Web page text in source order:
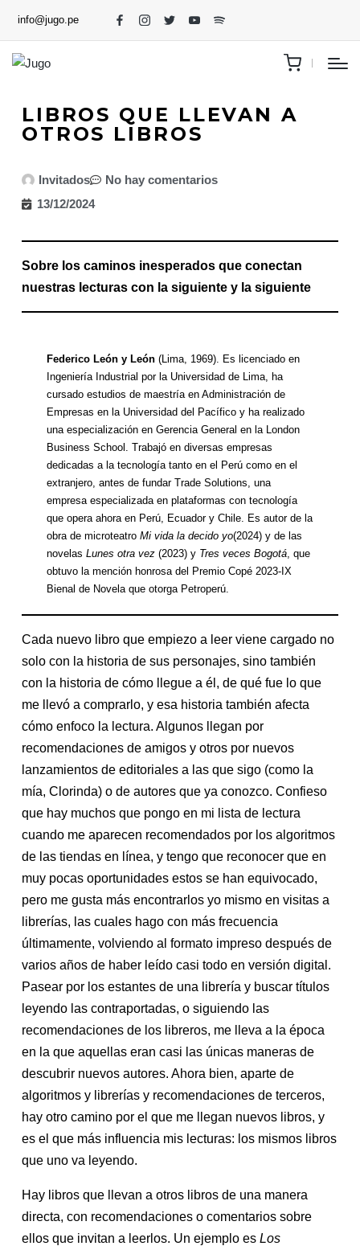
info@jugo.pe
LIBROS QUE LLEVAN A
OTROS LIBROS
Invitados
No hay comentarios
13/12/2024
Sobre los caminos inesperados que conectan
nuestras lecturas con la siguiente y la siguiente
Federico León y León (Lima, 1969). Es licenciado en
Ingeniería Industrial por la Universidad de Lima, ha
cursado estudios de maestría en Administración de
Empresas en la Universidad del Pacífico y ha realizado
una especialización en Gerencia General en la London
Business School. Trabajó en diversas empresas
dedicadas a la tecnología tanto en el Perú como en el
extranjero, antes de fundar Trade Solutions, una
empresa especializada en plataformas con tecnología
que opera ahora en Perú, Ecuador y Chile. Es autor de la
obra de microteatroMi vida la decido yo(2024) y de las
novelasLunes otra vez (2023) y Tres veces Bogotá , que
obtuvo la mención honrosa del Premio Copé 2023-IX
Bienal de Novela que otorga Petroperú.
Cada nuevo libro que empiezo a leer viene cargado no
solo con la historia de sus personajes, sino también
con la historia de cómo llegue a él, de qué fue lo que
me llevó a comprarlo, y esa historia también afecta
cómo enfoco la lectura. Algunos llegan por
recomendaciones de amigos y otros por nuevos
lanzamientos de editoriales a las que sigo (como la
mía, Clorinda) o de autores que ya conozco. Confieso
que hay muchos que pongo en mi lista de lectura
cuando me aparecen recomendados por los algoritmos
de las tiendas en línea, y tengo que reconocer que en
muy pocas oportunidades estos se han equivocado,
pero me gusta más encontrarlos yo mismo en visitas a
librerías, las cuales hago con más frecuencia
últimamente, volviendo al formato impreso después de
varios años de haber leído casi todo en versión digital.
Pasear por los estantes de una librería y buscar títulos
leyendo las contraportadas, o siguiendo las
recomendaciones de los libreros, me lleva a la época
en la que aquellas eran casi las únicas maneras de
descubrir nuevos autores. Ahora bien, aparte de
algoritmos y librerías y recomendaciones de terceros,
hay otro camino por el que me llegan nuevos libros, y
es el que más influencia mis lecturas: los mismos libros
que uno va leyendo.
Hay libros que llevan a otros libros de una manera
directa, con recomendaciones o comentarios sobre
ellos que invitan a leerlos. Un ejemplo es Los